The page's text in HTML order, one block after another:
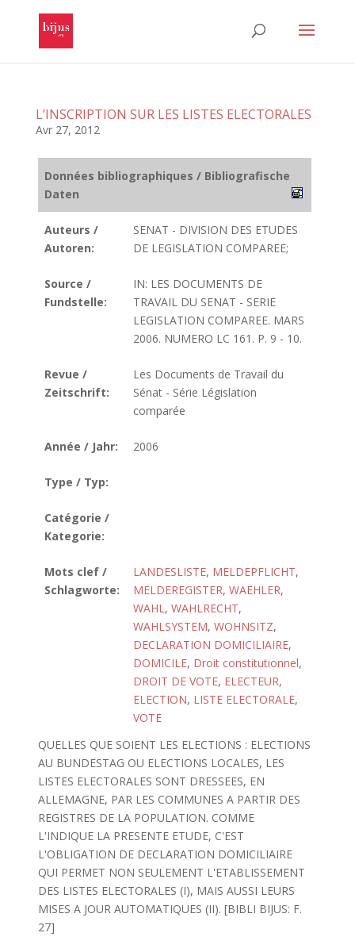
L’INSCRIPTION SUR LES LISTES ELECTORALES
Avr 27, 2012
Données bibliographiques / Bibliografische
Daten
Auteurs /
Autoren:
SENAT - DIVISION DES ETUDES
DE LEGISLATION COMPAREE;
Source /
Fundstelle:
IN: LES DOCUMENTS DE
TRAVAIL DU SENAT - SERIE
LEGISLATION COMPAREE. MARS
2006. NUMERO LC 161. P. 9 - 10.
Revue /
Zeitschrift:
Les Documents de Travail du
Sénat - Série Législation
comparée
Année / Jahr: 2006
Type / Typ:
Catégorie /
Kategorie:
Mots clef /
Schlagworte:
LANDESLISTE, MELDEPFLICHT,
MELDEREGISTER, WAEHLER,
WAHL, WAHLRECHT,
WAHLSYSTEM, WOHNSITZ,
DECLARATION DOMICILIAIRE,
DOMICILE, Droit constitutionnel,
DROIT DE VOTE, ELECTEUR,
ELECTION, LISTE ELECTORALE,
VOTE
QUELLES QUE SOIENT LES ELECTIONS : ELECTIONS
AU BUNDESTAG OU ELECTIONS LOCALES, LES
LISTES ELECTORALES SONT DRESSEES, EN
ALLEMAGNE, PAR LES COMMUNES A PARTIR DES
REGISTRES DE LA POPULATION. COMME
L'INDIQUE LA PRESENTE ETUDE, C'EST
L'OBLIGATION DE DECLARATION DOMICILIAIRE
QUI PERMET NON SEULEMENT L'ETABLISSEMENT
DES LISTES ELECTORALES (I), MAIS AUSSI LEURS
MISES A JOUR AUTOMATIQUES (II). [BIBLI BIJUS: F.
27]